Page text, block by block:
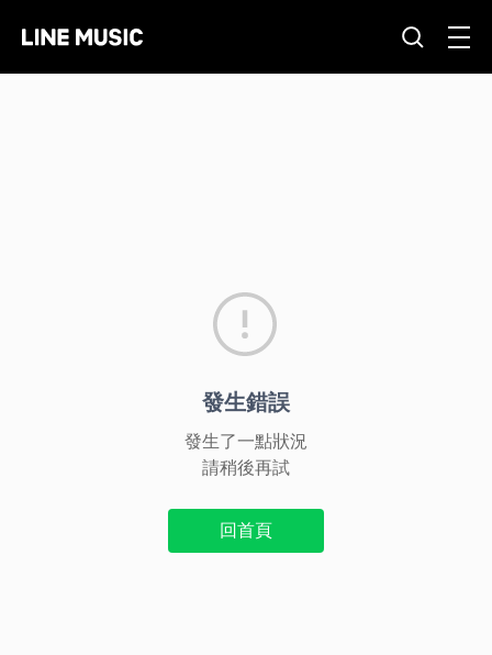
發生錯誤
發生了一點狀況
請稍後再試
回首頁